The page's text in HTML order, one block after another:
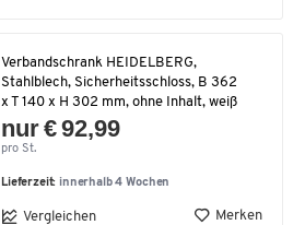
Verbandschrank HEIDELBERG,
Stahlblech, Sicherheitsschloss, B 362
x T 140 x H 302 mm, ohne Inhalt, weiß
nur € 92,99
pro St.
Lieferzeit: innerhalb 4 Wochen
Vergleichen Merken